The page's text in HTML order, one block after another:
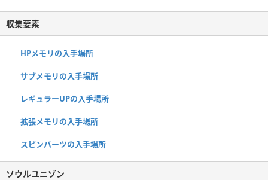
収集要素
HPメモリの入手場所
サブメモリの入手場所
レギュラーUPの入手場所
拡張メモリの入手場所
スピンパーツの入手場所
ソウルユニゾン